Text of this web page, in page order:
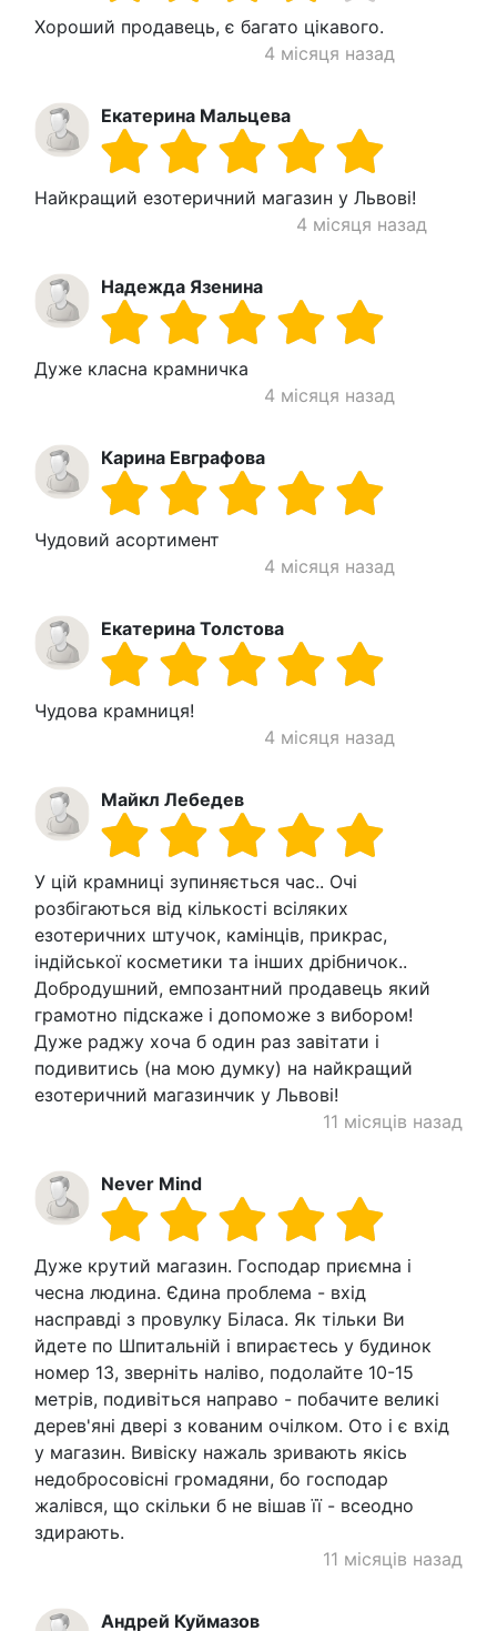
Хороший продавець, є багато цікавого.
4 місяця назад
Екатерина Мальцева
Найкращий езотеричний магазин у Львові!
4 місяця назад
Надежда Язенина
Дуже класна крамничка
4 місяця назад
Карина Евграфова
Чудовий асортимент
4 місяця назад
Екатерина Толстова
Чудова крамниця!
4 місяця назад
Майкл Лебедев
У цій крамниці зупиняється час.. Очі
розбігаються від кількості всіляких
езотеричних штучок, камінців, прикрас,
індійської косметики та інших дрібничок..
Добродушний, емпозантний продавець який
грамотно підскаже і допоможе з вибором!
Дуже раджу хоча б один раз завітати і
подивитись (на мою думку) на найкращий
езотеричний магазинчик у Львові!
11 місяців назад
Never Mind
Дуже крутий магазин. Господар приємна і
чесна людина. Єдина проблема - вхід
насправді з провулку Біласа. Як тільки Ви
йдете по Шпитальній і впираєтесь у будинок
номер 13, зверніть наліво, подолайте 10-15
метрів, подивіться направо - побачите великі
дерев'яні двері з кованим очілком. Ото і є вхід
у магазин. Вивіску нажаль зривають якісь
недобросовісні громадяни, бо господар
жалівся, що скільки б не вішав її - всеодно
здирають.
11 місяців назад
Андрей Куймазов